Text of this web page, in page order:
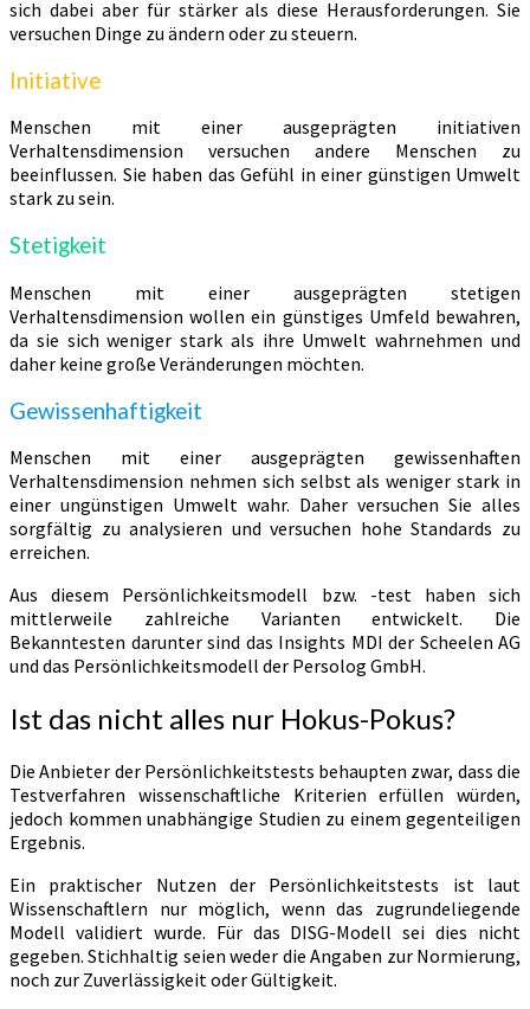
sich dabei aber für stärker als diese Herausforderungen. Sie
versuchen Dinge zu ändern oder zu steuern.
Initiative
Menschen mit einer ausgeprägten initiativen
Verhaltensdimension versuchen andere Menschen zu
beeinflussen. Sie haben das Gefühl in einer günstigen Umwelt
stark zu sein.
Stetigkeit
Menschen mit einer ausgeprägten stetigen
Verhaltensdimension wollen ein günstiges Umfeld bewahren,
da sie sich weniger stark als ihre Umwelt wahrnehmen und
daher keine große Veränderungen möchten.
Gewissenhaftigkeit
Menschen mit einer ausgeprägten gewissenhaften
Verhaltensdimension nehmen sich selbst als weniger stark in
einer ungünstigen Umwelt wahr. Daher versuchen Sie alles
sorgfältig zu analysieren und versuchen hohe Standards zu
erreichen.
Aus diesem Persönlichkeitsmodell bzw. -test haben sich
mittlerweile zahlreiche Varianten entwickelt. Die
Bekanntesten darunter sind das Insights MDI der Scheelen AG
und das Persönlichkeitsmodell der Persolog GmbH.
Ist das nicht alles nur Hokus-Pokus?
Die Anbieter der Persönlichkeitstests behaupten zwar, dass die
Testverfahren wissenschaftliche Kriterien erfüllen würden,
jedoch kommen unabhängige Studien zu einem gegenteiligen
Ergebnis.
Ein praktischer Nutzen der Persönlichkeitstests ist laut
Wissenschaftlern nur möglich, wenn das zugrundeliegende
Modell validiert wurde. Für das DISG-Modell sei dies nicht
gegeben. Stichhaltig seien weder die Angaben zur Normierung,
noch zur Zuverlässigkeit oder Gültigkeit.